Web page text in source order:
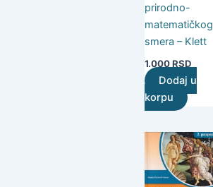
prirodno-
matematičkog
smera – Klett
1.000RSD
Dodaj u
korpu